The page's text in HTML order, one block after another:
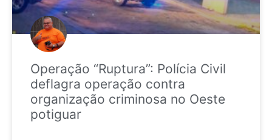
Operação “Ruptura”: Polícia Civil
deflagra operação contra
organização criminosa no Oeste
potiguar